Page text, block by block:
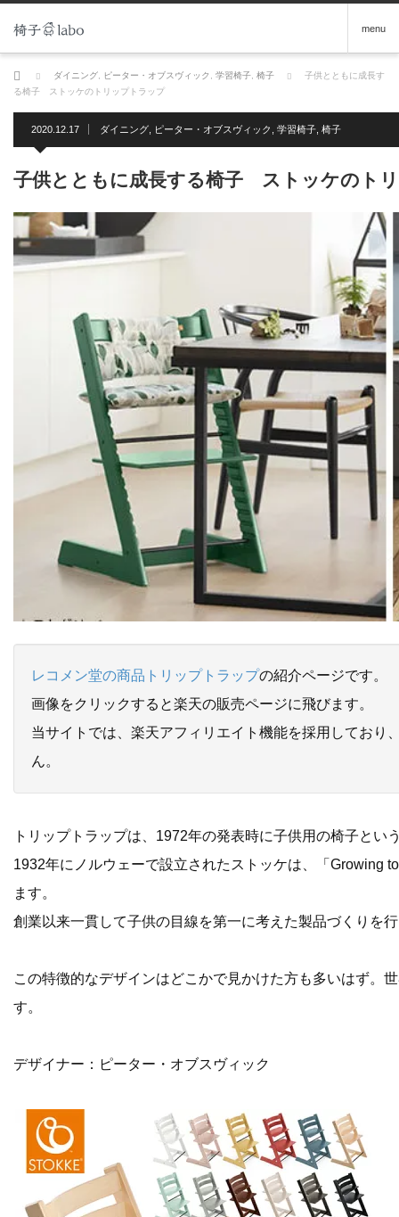
menu
ホーム ダイニング ピーター・オブスヴィック 学習椅子 椅子
子供とともに成長す
る椅子 ストッケのトリップトラップ
2020.12.17 ダイニング ピーター・オブスヴィック 学習椅子 椅子
子供とともに成長する椅子 ストッケのト
レコメン堂の商品トリップトラップの紹介ページです。
画像をクリックすると楽天の販売ページに飛びます。
当サイトでは、楽天アフィリエイト機能を採用しており
ん。
トリップトラップは、1972年の発表時に子供用の椅子と
1932年にノルウェーで設立されたストッケは、「Growing
ます。
創業以来一貫して子供の目線を第一に考えた製品づくりを
この特徴的なデザインはどこかで見かけた方も多いはず。
す。
デザイナー：ピーター・オブスヴィック